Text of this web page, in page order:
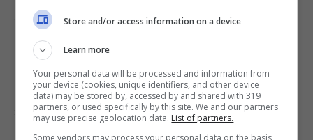
seconda della zona.
La domanda è:
prezzo si abbassi oppure fare qualche
sacrificio e fare scorta adesso?La risposta
non è netta, ma possiamo analizzare alcuni
Store and/or access information on a device
Learn more
Your personal data will be processed and information from
your device (cookies, unique identifiers, and other device
data) may be stored by, accessed by and shared with 319
partners, or used specifically by this site. We and our partners
may use precise geolocation data. List of partners.
Some vendors may process your personal data on the basis